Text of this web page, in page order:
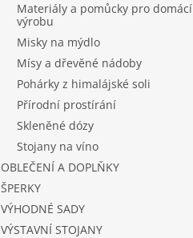
Materiály a pomůcky pro domácí
výrobu
Misky na mýdlo
Mísy a dřevěné nádoby
Pohárky z himalájské soli
Přírodní prostírání
Skleněné dózy
Stojany na víno
OBLEČENÍ A DOPLŇKY
ŠPERKY
VÝHODNÉ SADY
VÝSTAVNÍ STOJANY